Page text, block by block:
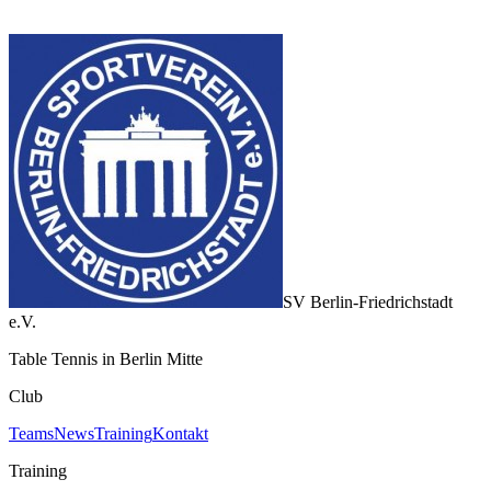
SV Berlin-Friedrichstadt
e.V.
Table Tennis in Berlin Mitte
Club
TeamsNewsTrainingKontakt
Training